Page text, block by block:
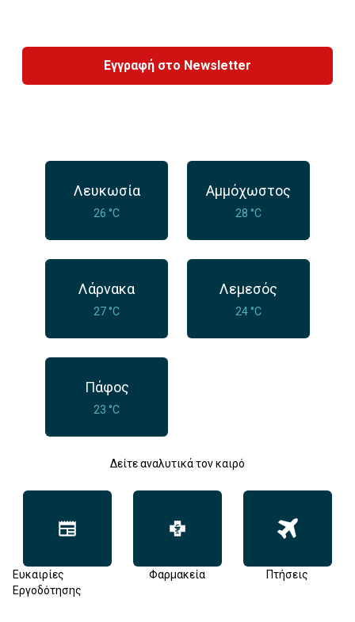
Εγγραφή στο Newsletter
Λευκωσία
26 °C
Αμμόχωστος
28 °C
Λάρνακα
27 °C
Λεμεσός
24 °C
Πάφος
23 °C
Δείτε αναλυτικά τον καιρό
Ευκαιρίες
Εργοδότησης
Φαρμακεία Πτήσεις